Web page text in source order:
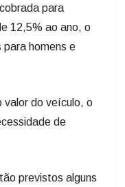
para
12,5% ao ano, o
homens e
valor do veículo, o
de
previstos alguns